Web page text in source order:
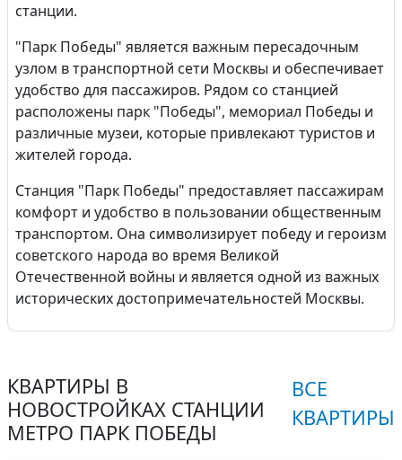
станции.
"Парк Победы" является важным пересадочным
узлом в транспортной сети Москвы и обеспечивает
удобство для пассажиров. Рядом со станцией
расположены парк "Победы", мемориал Победы и
различные музеи, которые привлекают туристов и
жителей города.
Станция "Парк Победы" предоставляет пассажирам
комфорт и удобство в пользовании общественным
транспортом. Она символизирует победу и героизм
советского народа во время Великой
Отечественной войны и является одной из важных
исторических достопримечательностей Москвы.
КВАРТИРЫ В
НОВОСТРОЙКАХ СТАНЦИИ
МЕТРО ПАРК ПОБЕДЫ
ВСЕ
КВАРТИРЫ